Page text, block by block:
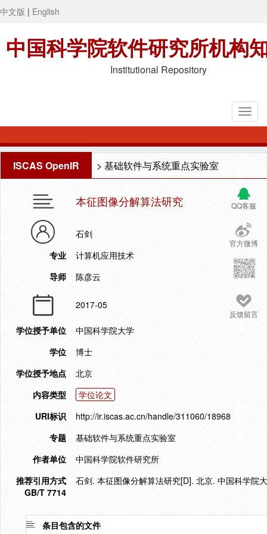
中文版 | English
中国科学院软件研究所机构
Institutional Repository
ISCAS OpenIR > 基础软件与系统重点实验室
QQ客服
官方微博
反馈留言
本征图像分解算法研究
石剑
专业
计算机应用技术
导师
陈彦云
2017-05
学位授予单位
中国科学院大学
学位
博士
学位授予地点
北京
内容类型
学位论文
URI标识
http://ir.iscas.ac.cn/handle/311060/18968
专题
基础软件与系统重点实验室
作者单位
中国科学院软件研究所
推荐引用方式
GB/T 7714
石剑. 本征图像分解算法研究[D]. 北京. 中国科学院
条目包含的文件